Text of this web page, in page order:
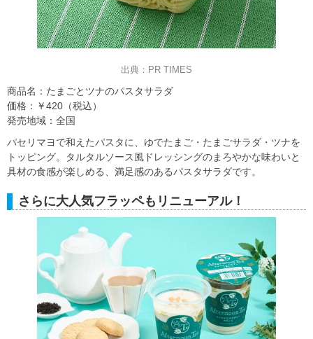
出典：PR TIMES
商品名：たまごとツナのパスタサラダ
価格：￥420（税込）
発売地域：全国
パセリマヨで和えたパスタに、ゆでたまご・たまごサラダ・ツナを
トッピング。タルタルソース風ドレッシングのまろやかな味わいと
具材の食感が楽しめる、満足感のあるパスタサラダです。
さらに大人気フラッペもリニューアル！